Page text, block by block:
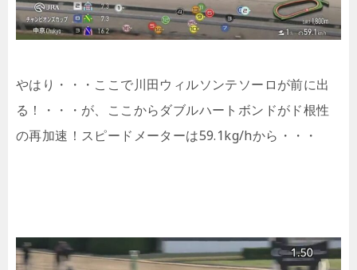
やはり・・・ここで川田ウィルソンテソーロが前に出
る！・・・が、ここからダブルハートボンドがド根性
の再加速！スピードメーターは59.1kg/hから・・・